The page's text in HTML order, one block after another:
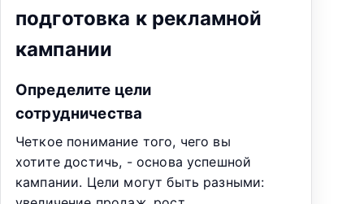
подготовка к рекламной
кампании
Определите цели
сотрудничества
Четкое понимание того, чего вы
хотите достичь, - основа успешной
кампании. Цели могут быть разными: